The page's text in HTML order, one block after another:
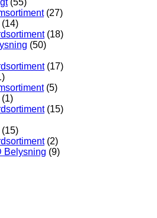
(55)
(27)
(14)
(18)
(50)
(17)
(5)
(1)
(15)
(15)
(2)
Belysning (9)